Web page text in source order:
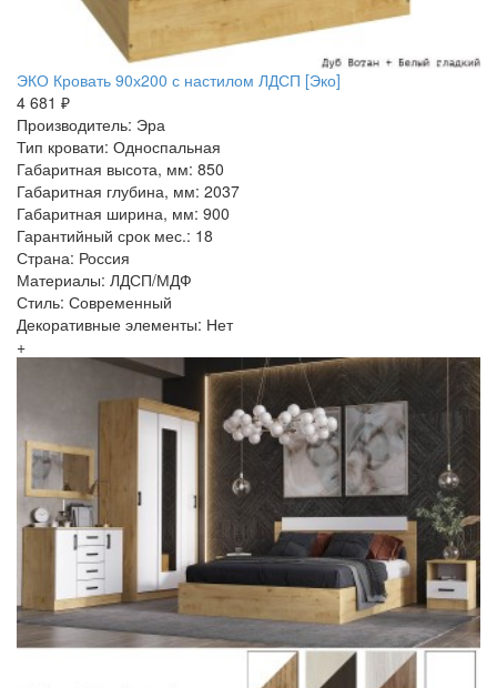
ЭКО Кровать 90х200 с настилом ЛДСП [Эко]
4 681 ₽
Производитель: Эра
Тип кровати: Односпальная
Габаритная высота, мм: 850
Габаритная глубина, мм: 2037
Габаритная ширина, мм: 900
Гарантийный срок мес.: 18
Страна: Россия
Материалы: ЛДСП/МДФ
Стиль: Современный
Декоративные элементы: Нет
+